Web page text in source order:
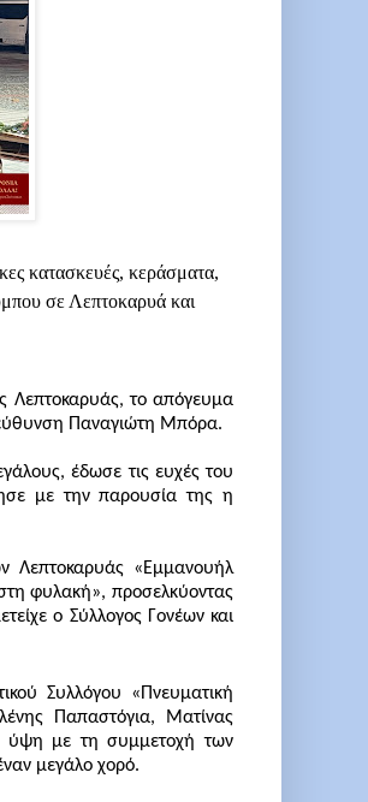
κατασκευές, κεράσματα,
σε Λεπτοκαρυά και
Λεπτοκαρυάς, το απόγευμα
Παναγιώτη Μπόρα.
έδωσε τις ευχές του
με την παρουσία της η
Λεπτοκαρυάς «Εμμανουήλ
φυλακή», προσελκύοντας
ο Σύλλογος Γονέων και
Συλλόγου «Πνευματική
Παπαστόγια, Ματίνας
ύψη με τη συμμετοχή των
μεγάλο χορό.